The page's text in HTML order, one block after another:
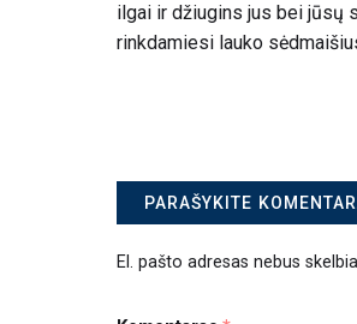
ilgai ir džiugins jus bei jūsų
rinkdamiesi lauko
PARAŠYKITE
El. pašto adresas nebus